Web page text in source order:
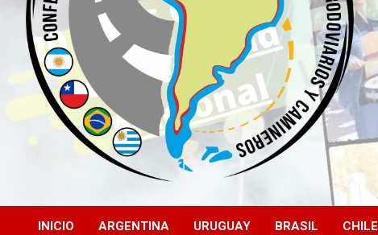
INICIO ARGENTINA URUGUAY BRASIL CHILE